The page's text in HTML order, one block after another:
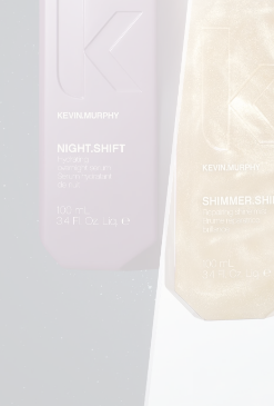
in je haardankzij
, een verfrissend
met hyaluronzuur om te